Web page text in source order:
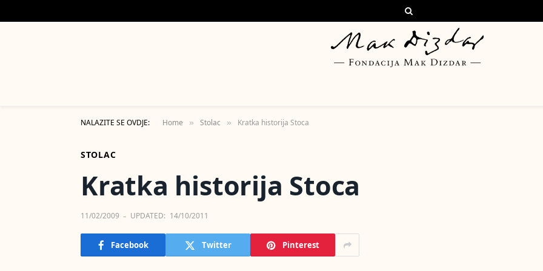
NALAZITE SE OVDJE: Home » Stolac » Kratka historija Stoca
STOLAC
Kratka historija Stoca
11/02/2009 UPDATED: 14/10/2011
Facebook Twitter Pinterest